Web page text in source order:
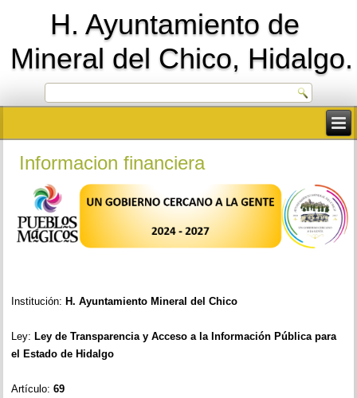
H. Ayuntamiento de
Mineral del Chico, Hidalgo.
Informacion financiera
Institución: H. Ayuntamiento Mineral del Chico
Ley: Ley de Transparencia y Acceso a la Información Pública para
el Estado de Hidalgo
Artículo:69